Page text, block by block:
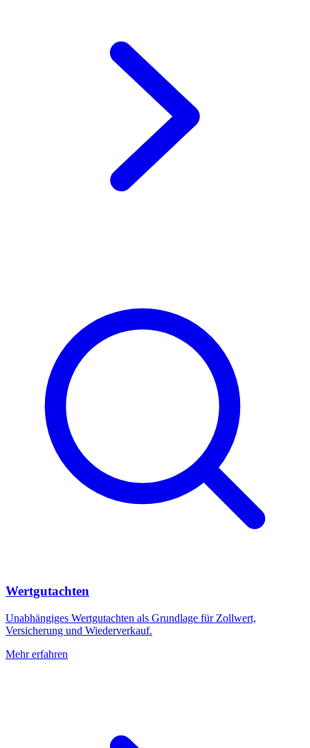
Wertgutachten
Unabhängiges Wertgutachten als Grundlage für Zollwert,
Versicherung und Wiederverkauf.
Mehr erfahren